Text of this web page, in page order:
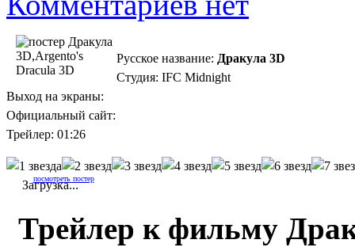
Русское название: Дракула 3D
Студия: IFC Midnight
Выход на экраны:
Официальный сайт:
Трейлер: 01:26
Загрузка...
посмотреть постер
Трейлер к фильму